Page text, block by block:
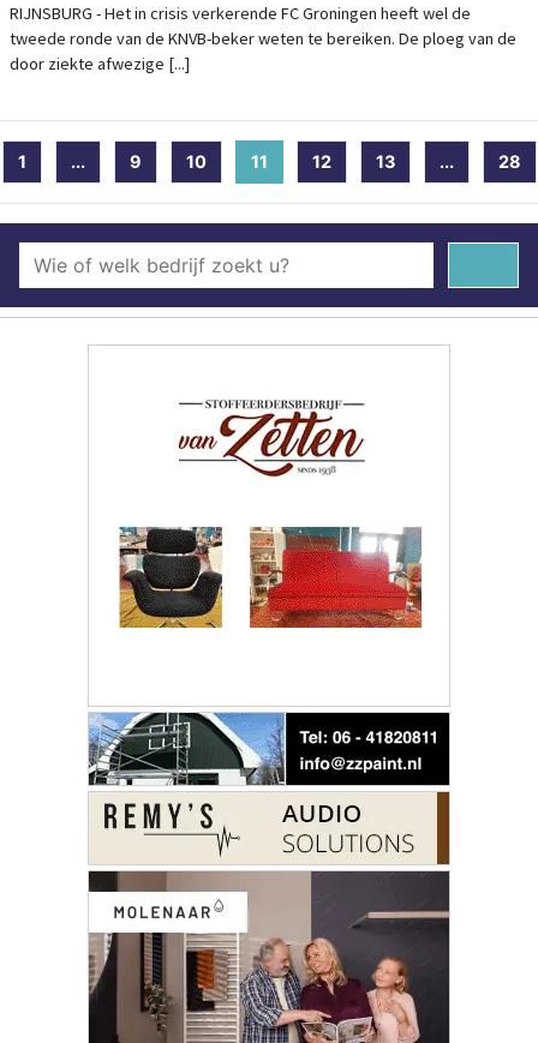
RIJNSBURG - Het in crisis verkerende FC Groningen heeft wel de
tweede ronde van de KNVB-beker weten te bereiken. De ploeg van de
door ziekte afwezige [...]
1 ... 9 10 11 (current)
12 13 ... 28